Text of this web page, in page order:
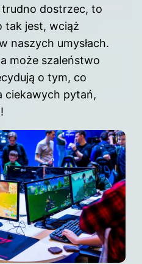
dostrzec, to
tak jest, wciąż
naszych umysłach.
może szaleństwo
o tym, co
ciekawych pytań,